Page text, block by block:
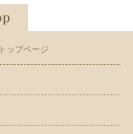
ップページ